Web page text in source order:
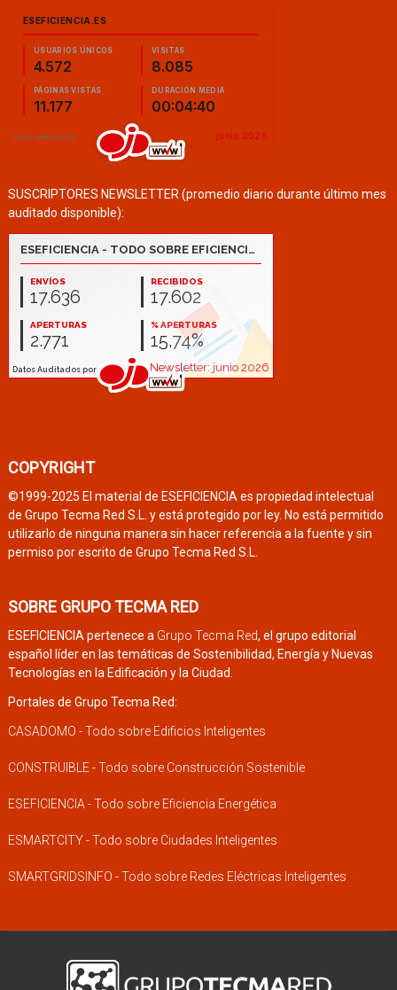
SUSCRIPTORES NEWSLETTER (promedio diario durante último mes
auditado disponible):
COPYRIGHT
©1999-2025 El material de ESEFICIENCIA es propiedad intelectual
de Grupo Tecma Red S.L. y está protegido por ley. No está permitido
utilizarlo de ninguna manera sin hacer referencia a la fuente y sin
permiso por escrito de Grupo Tecma Red S.L.
SOBRE GRUPO TECMA RED
ESEFICIENCIA pertenece a Grupo Tecma Red, el grupo editorial
español líder en las temáticas de Sostenibilidad, Energía y Nuevas
Tecnologías en la Edificación y la Ciudad.
Portales de Grupo Tecma Red:
CASADOMO - Todo sobre Edificios Inteligentes
CONSTRUIBLE - Todo sobre Construcción Sostenible
ESEFICIENCIA - Todo sobre Eficiencia Energética
ESMARTCITY - Todo sobre Ciudades Inteligentes
SMARTGRIDSINFO - Todo sobre Redes Eléctricas Inteligentes